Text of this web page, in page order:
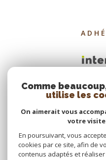
Comme
utilise les
On aimerait vous
votre
En poursuivant, vous
cookies par ce site, afin de
contenus adaptés et